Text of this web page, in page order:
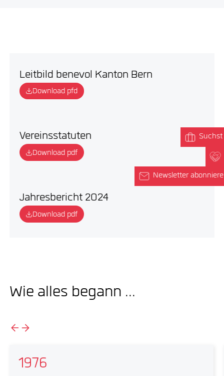
Newsletter
Leitbild benevol Kanton Bern
Download pfd
Vereinsstatuten
Download pdf
Jahresbericht 2024
Download pdf
Wie alles begann ...
1976